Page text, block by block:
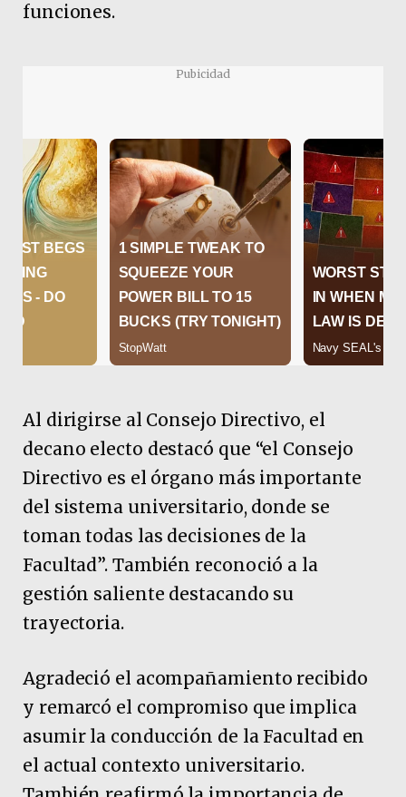
funciones.
Pubicidad
Al dirigirse al Consejo Directivo, el
decano electo destacó que “el Consejo
Directivo es el órgano más importante
del sistema universitario, donde se
toman todas las decisiones de la
Facultad”. También reconoció a la
gestión saliente destacando su
trayectoria.
Agradeció el acompañamiento recibido
y remarcó el compromiso que implica
asumir la conducción de la Facultad en
el actual contexto universitario.